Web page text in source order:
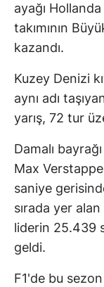
ayağı
takımının
kazandı.
Kuzey Denizi
aynı adı
yarış, 72 tur
Damalı
Max
saniye
sırada yer
liderin 25.439
geldi.
F1'de bu